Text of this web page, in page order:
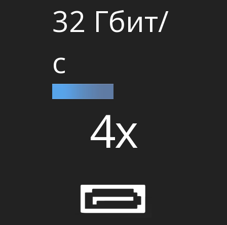
32 Гбит/
с
4x